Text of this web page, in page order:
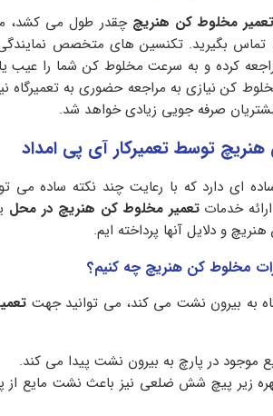
تعمیر مخلوط کن هنریچ چقدر طول می کشد،
تماس بگیرید. تکنسین های متخصص
کرده و به سرعت مخلوط کن شما را عیب
کن نیازی به مراجعه حضوری به تعمیرگاه
صرفه جویی زیادی خواهد شد.
توسط تعمیرکار آی پی امداد
ای دارد که با رعایت چند نکته ساده می
خدمات تعمیر مخلوط کن هنریچ در محل
و دلایل آنها پرداخته ایم.
مخلوط کن هنریچ چه کنیم؟
به بیرون نشت می کند، می توانید جهت
موجود در پارچ به بیرون نشت پیدا می کند.
زیر پیچ شش ضلعی نیز باعث نشت مایع از